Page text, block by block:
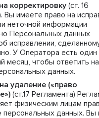
корректировку (ст. 16
Вы имеете право на
неточной информации
Персональных данных
исправлении,
У Оператора есть один
месяц, чтобы ответить
данных.
удаление («право
(ст.17 Регламента)
физическим лицам
персональных данных.